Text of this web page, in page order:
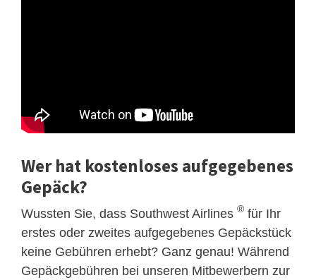
Wer hat kostenloses aufgegebenes
Gepäck?
Wussten Sie, dass Southwest Airlines ® für Ihr
erstes oder zweites aufgegebenes Gepäckstück
keine Gebühren erhebt? Ganz genau! Während
Gepäckgebühren bei unseren Mitbewerbern zur